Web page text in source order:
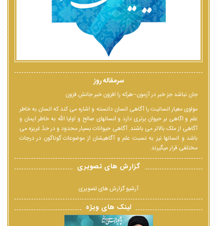
سرمقاله روز
جان نباشد جز خبر در آزمون--هرکه را افزون خبر جانش فزون
مولوی معیار انسانیت را آگاهی انسان دانسته و اشاره می کند که انسان به خاطر
علم و اگاهی بر حیوان برتری دارد و انسانهای صالح و اولیا الله به خاطر ایمان و
آگاهی از ملک بالاتر می باشند. آگاهی حیوانات بسیار محدود و در حدّ غریزه می
باشد و انسانها نیز به نسبت علم و آگاهیشان از موضوعات گوناگون در درجات
مختلفی قرار میگیرند.
گزارش های تصویری
آرشیو گزارش های تصویری
لینک های ویژه